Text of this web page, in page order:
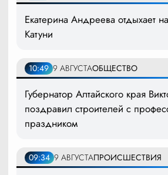
Екатерина Андреева отдыхает
Катуни
10:49 9 АВГУСТАОБЩЕСТВО
Губернатор Алтайского края
поздравил строителей с
праздником
09:34 9 АВГУСТАПРОИСШЕСТВИЯ